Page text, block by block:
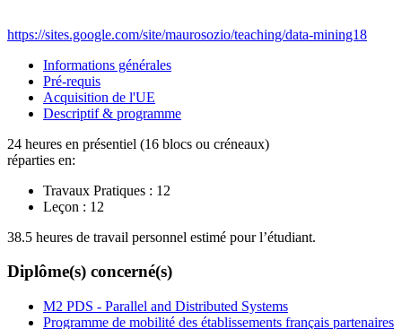
https://sites.google.com/site/maurosozio/teaching/data-mining18
Informations générales
Pré-requis
Acquisition de l'UE
Descriptif & programme
24 heures en présentiel (16 blocs ou créneaux)
réparties en:
Travaux Pratiques : 12
Leçon : 12
38.5 heures de travail personnel estimé pour l’étudiant.
Diplôme(s) concerné(s)
M2 PDS - Parallel and Distributed Systems
Programme de mobilité des établissements français partenaires